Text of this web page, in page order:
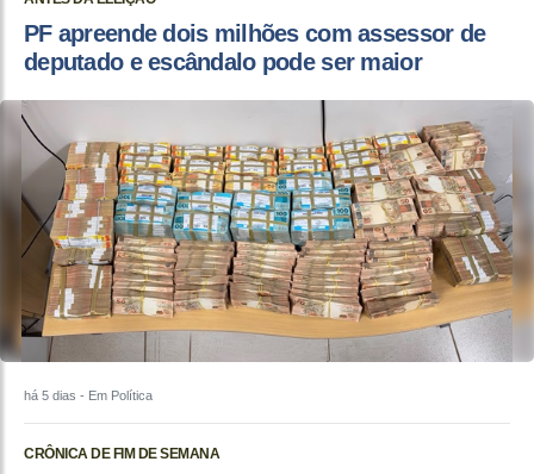
PF apreende dois milhões com assessor de
deputado e escândalo pode ser maior
há 5 dias - Em Política
CRÔNICA DE FIM DE SEMANA